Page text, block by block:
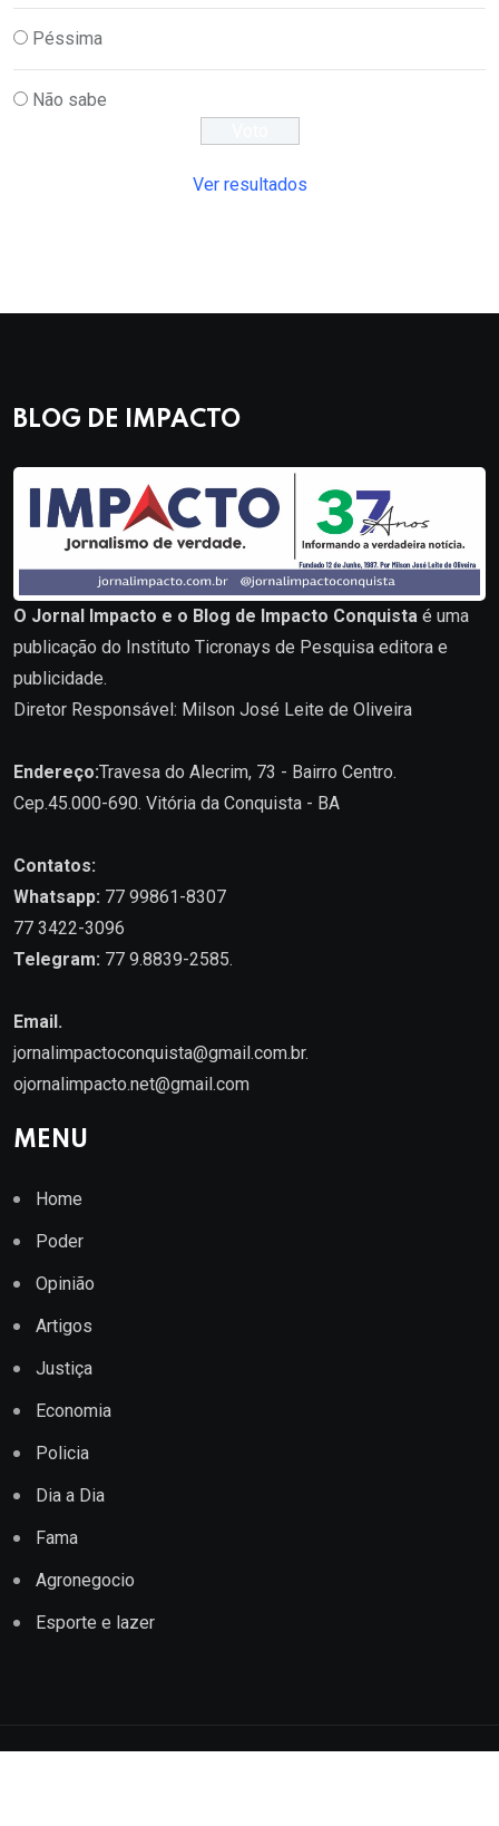
Péssima
Não sabe
Ver resultados
BLOG DE IMPACTO
O Jornal Impacto e o Blog de Impacto Conquista é uma
publicação do Instituto Ticronays de Pesquisa editora e
publicidade.
Diretor Responsável: Milson José Leite de Oliveira
Endereço:Travesa do Alecrim, 73 - Bairro Centro.
Cep.45.000-690. Vitória da Conquista - BA
Contatos:
Whatsapp: 77 99861-8307
77 3422-3096
Telegram: 77 9.8839-2585.
Email.
jornalimpactoconquista@gmail.com.br.
ojornalimpacto.net@gmail.com
MENU
Home
Poder
Opinião
Artigos
Justiça
Economia
Policia
Dia a Dia
Fama
Agronegocio
Esporte e lazer